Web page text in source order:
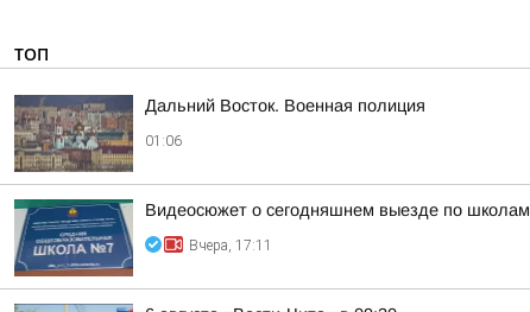
ТОП
Дальний Восток. Военная полиция
01:06
Видеосюжет о сегодняшнем выезде по школам
Вчера, 17:11